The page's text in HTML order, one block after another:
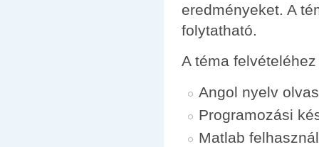
eredményeket. A
folytatható.
A téma
Angol nyelv
Programozási
Matlab